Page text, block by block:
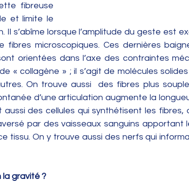
fibreuse
et limite le
Il s’abîme lorsque l’amplitude du geste est
fibres microscopiques. Ces dernières
orientées dans l’axe des contraintes
« collagène » ; il s’agit de molécules
On trouve aussi  des fibres plus
d’une articulation augmente la
des cellules qui synthétisent les fibres,
par des vaisseaux sanguins apportant
tissu. On y trouve aussi des nerfs qui
la gravité ?